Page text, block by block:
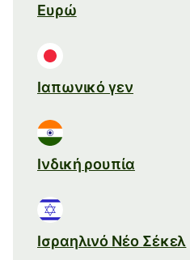
Ευρώ
Ιαπωνικό γεν
Ινδική ρουπία
Ισραηλινό Νέο Σέκελ